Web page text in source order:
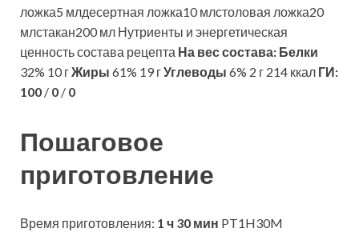
ложка5 млдесертная ложка10 млстоловая ложка20
млстакан200 мл Нутриенты и энергетическая
ценность состава рецепта На вес состава: Белки
32% 10 гЖиры 61% 19 гУглеводы 6% 2 г 214 ккал ГИ:
100 / 0 / 0
Пошаговое
приготовление
Время приготовления: 1 ч 30 мин PT1H30M